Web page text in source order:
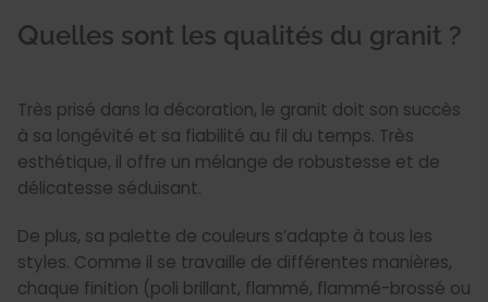
Quelles sont les qualités du granit ?
Très prisé dans la décoration, le granit doit son succès
à sa longévité et sa fiabilité au fil du temps. Très
esthétique, il offre un mélange de robustesse et de
délicatesse séduisant.
De plus, sa palette de couleurs s’adapte à tous les
styles. Comme il se travaille de différentes manières,
chaque finition (poli brillant, flammé, flammé-brossé ou